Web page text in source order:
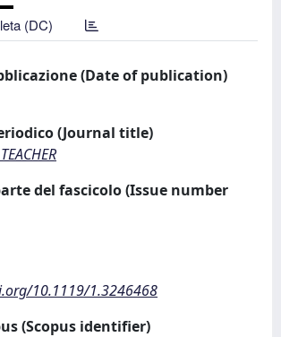
(DC)
(Date of publication)
(Journal title)
del fascicolo (Issue number
10.1119/1.3246468
(Scopus identifier)